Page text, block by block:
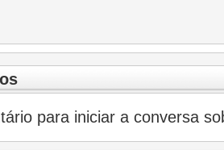
para iniciar a conversa